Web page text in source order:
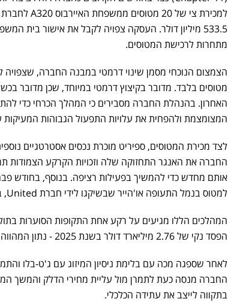
533.5 מיליון דולר. העסקה צפויה לקבל את אישור
מתחרות לרכישת המטוסים.
מטוסים בלבד. מדובר בקיצוץ דרמטי במיוחד, שכן מדובר
האחרון. בהנהלת החברה מסבירים כי המהלך הכרחי כדי
המצומצמת ולהפחית את עלויות התפעול הגבוהות
לצד מכירת המטוסים, ספיריט מוכרת נכסים אסטרטגיים
אותם מחדש כדי להמשיך בפעילות רציפה. בנוסף, בחודש
למטוס בנמל התעופה או'הייר שבשיקגו לידי חברת United, בעסקה שהניבה לה למעלה מ-30 מיליון דולר.
המהלכים הללו מגיעים על רקע אחת התקופות הסוערות
הפסד נקי של 2.76 מיליארד דולר בשנת 2025 - נתון המהווה הכפלה של הגירעון מהשנה הקודמת.
לאחר שספגה מכה עם בלימת ניסיון המיזוג עם ג'ט-בלו
החברה מנסה כעת לתמרן מול עליית מחירי הדלק והמשך
בתקווה לייצב את עתידה הכלכלי.